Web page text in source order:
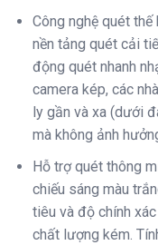
Công nghệ quét
nền tảng quét cải
động quét nhanh
camera kép, các
ly gần và xa (dưới
mà không ảnh
Hỗ trợ quét thông
chiếu sáng màu
tiêu và độ chính
chất lượng kém.